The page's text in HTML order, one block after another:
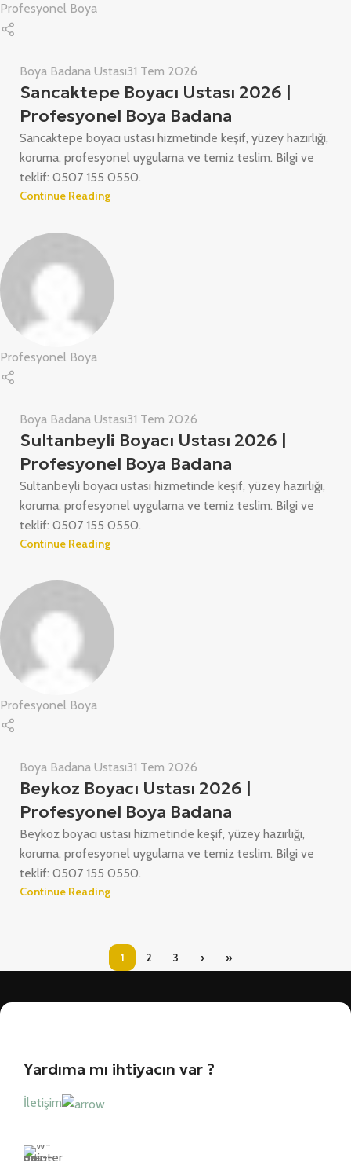
Profesyonel Boya
Boya Badana Ustası31 Tem 2026
Sancaktepe Boyacı Ustası 2026 |
Profesyonel Boya Badana
Sancaktepe boyacı ustası hizmetinde keşif, yüzey hazırlığı,
koruma, profesyonel uygulama ve temiz teslim. Bilgi ve
teklif: 0507 155 0550.
Continue Reading
Profesyonel Boya
Boya Badana Ustası31 Tem 2026
Sultanbeyli Boyacı Ustası 2026 |
Profesyonel Boya Badana
Sultanbeyli boyacı ustası hizmetinde keşif, yüzey hazırlığı,
koruma, profesyonel uygulama ve temiz teslim. Bilgi ve
teklif: 0507 155 0550.
Continue Reading
Profesyonel Boya
Boya Badana Ustası31 Tem 2026
Beykoz Boyacı Ustası 2026 |
Profesyonel Boya Badana
Beykoz boyacı ustası hizmetinde keşif, yüzey hazırlığı,
koruma, profesyonel uygulama ve temiz teslim. Bilgi ve
teklif: 0507 155 0550.
Continue Reading
1 2 3 › »
Yardıma mı ihtiyacın var ?
İletişim